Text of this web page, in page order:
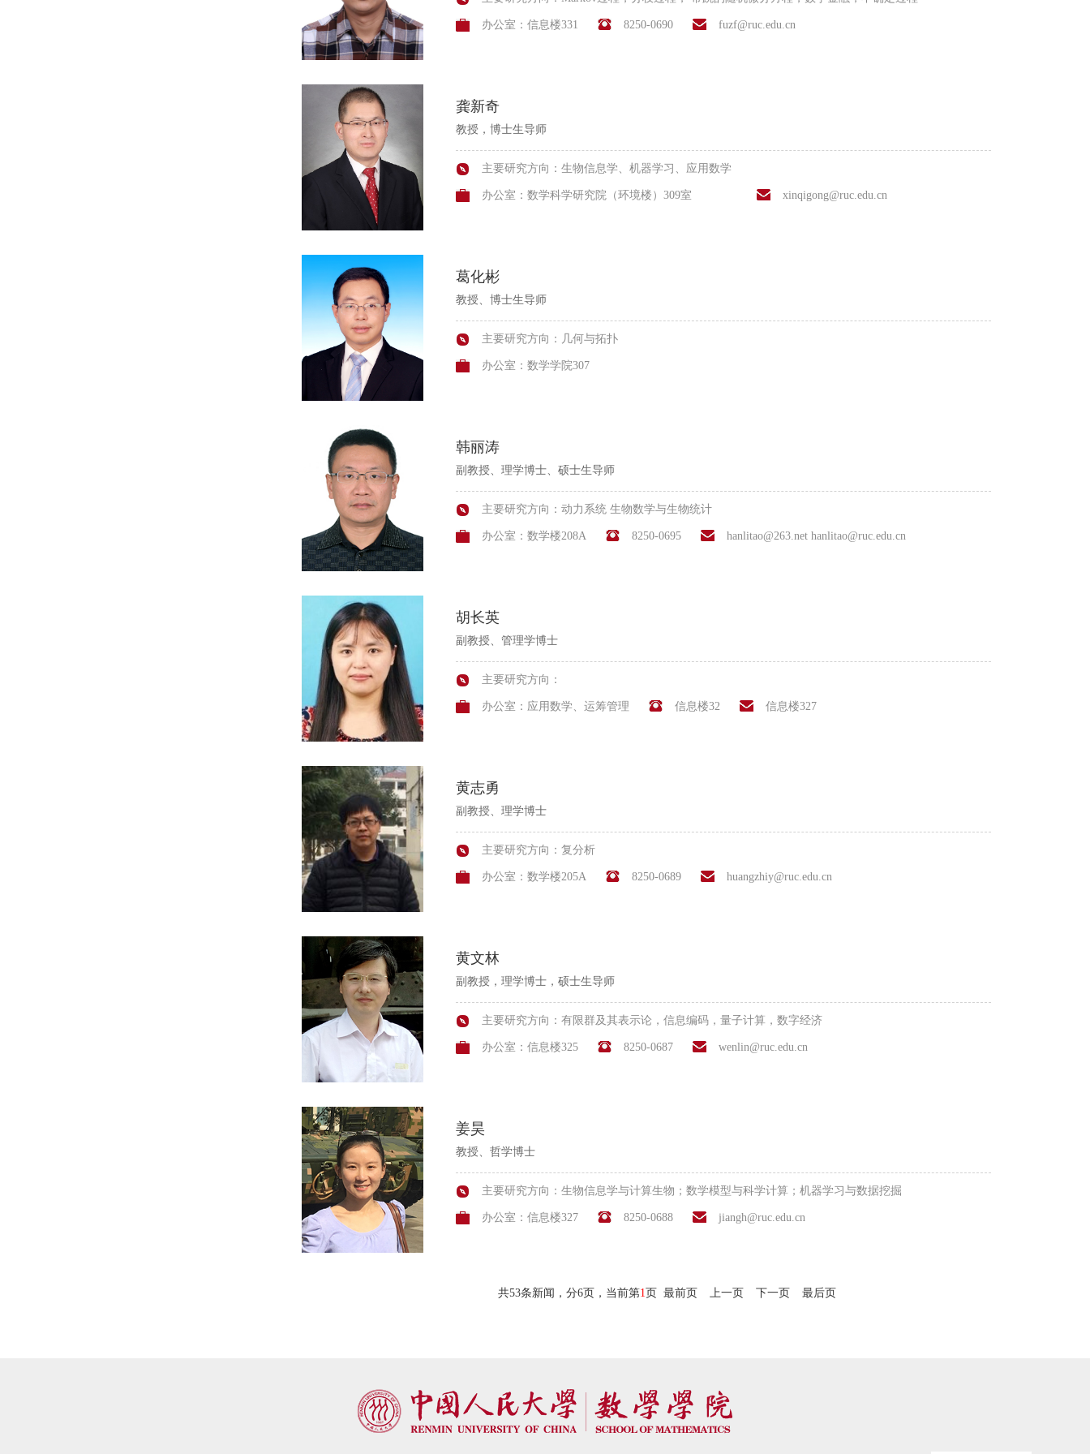
办公室：信息楼331 8250-0690 fuzf@ruc.edu.cn
龚新奇
教授，博士生导师
主要研究方向：生物信息学、机器学习、应用数学
办公室：数学科学研究院（环境楼）309室 xinqigong@ruc.edu.cn
葛化彬
教授、博士生导师
主要研究方向：几何与拓扑
办公室：数学学院307
韩丽涛
副教授、理学博士、硕士生导师
主要研究方向：动力系统 生物数学与生物统计
办公室：数学楼208A 8250-0695 hanlitao@263.net hanlitao@ruc.edu.cn
胡长英
副教授、管理学博士
主要研究方向：
办公室：应用数学、运筹管理 信息楼32 信息楼327
黄志勇
副教授、理学博士
主要研究方向：复分析
办公室：数学楼205A 8250-0689 huangzhiy@ruc.edu.cn
黄文林
副教授，理学博士，硕士生导师
主要研究方向：有限群及其表示论，信息编码，量子计算，数字经济
办公室：信息楼325 8250-0687 wenlin@ruc.edu.cn
姜昊
教授、哲学博士
主要研究方向：生物信息学与计算生物；数学模型与科学计算；机器学习与数据挖掘
办公室：信息楼327 8250-0688 jiangh@ruc.edu.cn
共53条新闻，分6页，当前第1页 最前页 上一页 下一页 最后页